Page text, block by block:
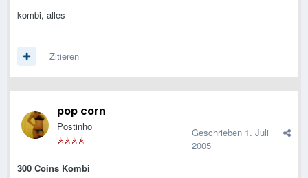
kombi, alles
Zitieren
pop corn
Postinho Geschrieben 1. Juli
2005
300 Coins Kombi